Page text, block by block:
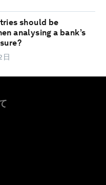
should be
analysing a bank’s
日